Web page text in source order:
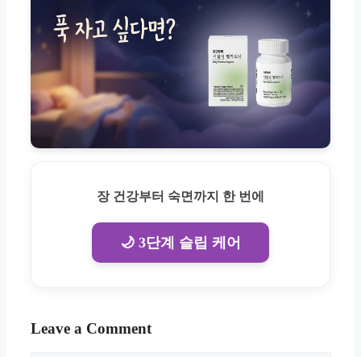
장 건강부터 숙면까지 한 번에
🌙 3단계 슬립 케어
Leave a Comment